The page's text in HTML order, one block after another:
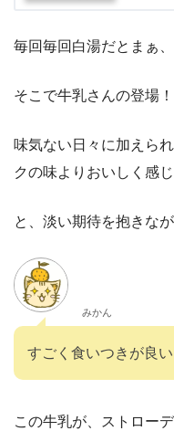
毎回毎回白湯だとまぁ
そこで牛乳さんの登場！
味気ない日々に加えら
クの味よりおいしく感
と、淡い期待を抱きな
みかん
すごく食いつきが良い
この牛乳が、ストロー